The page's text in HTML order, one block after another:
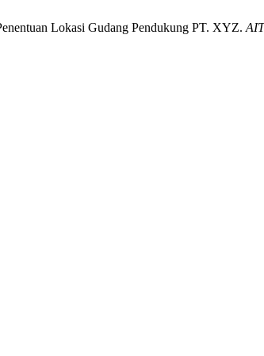
Lokasi Gudang Pendukung PT. XYZ.